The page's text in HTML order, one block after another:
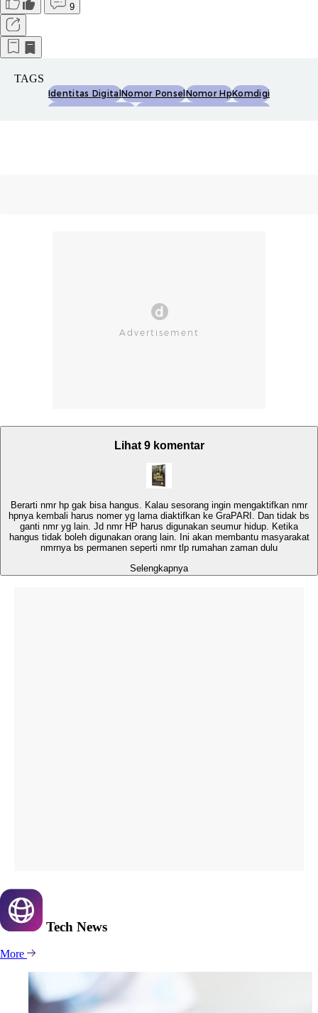
9
TAGS
Identitas DigitalNomor PonselNomor HpKomdigi
Lihat 9 komentar
Berarti nmr hp gak bisa hangus. Kalau sesorang ingin mengaktifkan nmr
hpnya kembali harus nomer yg lama diaktifkan ke GraPARI. Dan tidak bs
ganti nmr yg lain. Jd nmr HP harus digunakan seumur hidup. Ketika
hangus tidak boleh digunakan orang lain. Ini akan membantu masyarakat
nmrnya bs permanen seperti nmr tlp rumahan zaman dulu
Selengkapnya
Tech News
More